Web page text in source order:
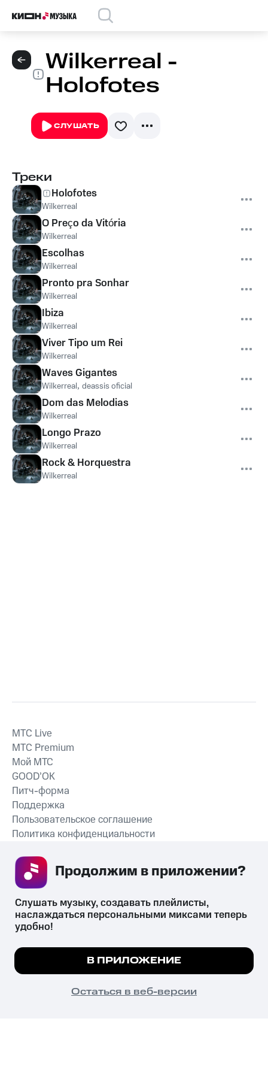
Wilkerreal -
Holofotes
СЛУШАТЬ
Треки
Holofotes
Wilkerreal
O Preço da Vitória
Wilkerreal
Escolhas
Wilkerreal
Pronto pra Sonhar
Wilkerreal
Ibiza
Wilkerreal
Viver Tipo um Rei
Wilkerreal
Waves Gigantes
Wilkerreal, deassis oficial
Dom das Melodias
Wilkerreal
Longo Prazo
Wilkerreal
Rock & Horquestra
Wilkerreal
СКАЧАТЬ ПРИЛОЖЕНИЕ
MTС Live
MTС Premium
Мой МТС
GOOD’OK
Питч-форма
Поддержка
Пользовательское соглашение
Политика конфиденциальности
психотропных веществ, их аналогов причиняет вред здоровью,
их незаконный оборот запрещён и влечёт установленную
законодательством ответственность.
© 2026 ООО «КИОН».
Все права защищены
Мы используем куки, чтобы на сайте все
Подробнее
ПОНЯТНО
Слушать музыку, создавать плейлисты,
наслаждаться персональными миксами теперь
удобно!
В ПРИЛОЖЕНИЕ
Остаться в веб-версии